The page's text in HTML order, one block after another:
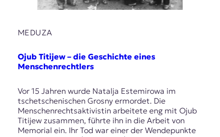
MEDUZA
Ojub Titijew – die Geschichte eines
Menschenrechtlers
Vor 15 Jahren wurde Natalja Estemirowa im
tschetschenischen Grosny ermordet. Die
Menschenrechtsaktivistin arbeitete eng mit Ojub
Titijew zusammen, führte ihn in die Arbeit von
Memorial ein. Ihr Tod war einer der Wendepunkte